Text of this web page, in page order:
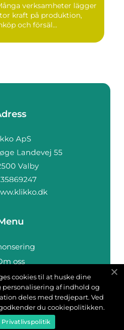
verksamheter lägger
kraft på produktion,
och försäl...
oss
oss
cookies til at huske dine
af indhold og
deles med tredjepart. Ved
du cookiepolitikken.
Privatlivspolitik